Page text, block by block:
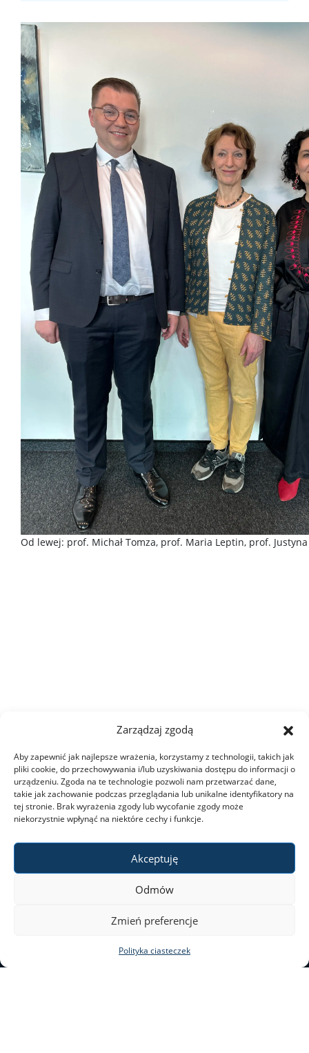
Zarządzaj zgodą
Aby zapewnić jak najlepsze wrażenia, korzystamy z technologii, takich jak
pliki cookie, do przechowywania i/lub uzyskiwania dostępu do informacji o
urządzeniu. Zgoda na te technologie pozwoli nam przetwarzać dane,
takie jak zachowanie podczas przeglądania lub unikalne identyfikatory na
tej stronie. Brak wyrażenia zgody lub wycofanie zgody może
niekorzystnie wpłynąć na niektóre cechy i funkcje.
Akceptuję
Odmów
Zmień preferencje
Polityka ciasteczek
Od lewej: prof. Michał Tomza, prof. Maria Leptin, prof.